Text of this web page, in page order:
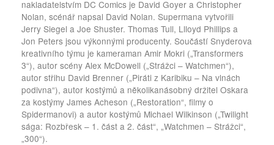
nakladatelstvím DC Comics je David Goyer a Christopher
Nolan, scénář napsal David Nolan. Supermana vytvořili
Jerry Siegel a Joe Shuster. Thomas Tull, Llloyd Phillips a
Jon Peters jsou výkonnými producenty. Součástí Snyderova
kreativního týmu je kameraman Amir Mokri („Transformers
3“), autor scény Alex McDowell („Strážci – Watchmen“),
autor střihu David Brenner („Piráti z Karibiku – Na vlnách
podivna“), autor kostýmů a několikanásobný držitel Oskara
za kostýmy James Acheson („Restoration“, filmy o
Spidermanovi) a autor kostýmů Michael Wilkinson („Twilight
sága: Rozbřesk – 1. část a 2. část“, „Watchmen – Strážci“,
„300“).